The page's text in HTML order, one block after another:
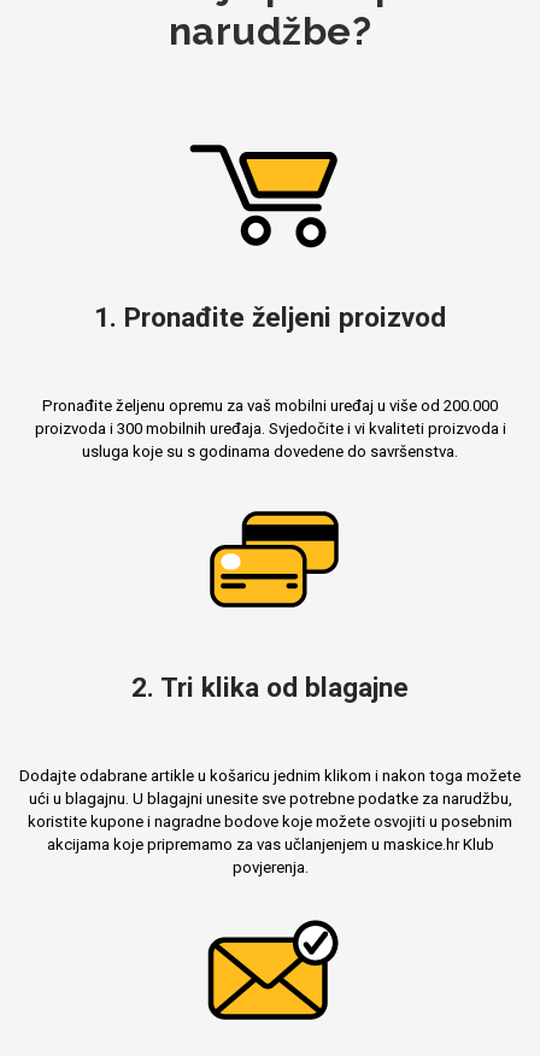
narudžbe?
1. Pronađite željeni proizvod
Pronađite željenu opremu za vaš mobilni uređaj u više od 200.000
proizvoda i 300 mobilnih uređaja. Svjedočite i vi kvaliteti proizvoda i
usluga koje su s godinama dovedene do savršenstva.
2. Tri klika od blagajne
Dodajte odabrane artikle u košaricu jednim klikom i nakon toga možete
ući u blagajnu. U blagajni unesite sve potrebne podatke za narudžbu,
koristite kupone i nagradne bodove koje možete osvojiti u posebnim
akcijama koje pripremamo za vas učlanjenjem u maskice.hr Klub
povjerenja.
Sportski motivi Obiteljski motivi